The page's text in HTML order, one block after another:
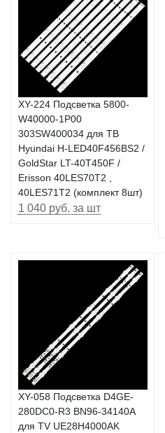
XY-224 Подсветка 5800-
W40000-1P00
303SW400034 для ТВ
Hyundai H-LED40F456BS2 /
GoldStar LT-40T450F /
Erisson 40LES70T2 ,
40LES71T2 (комплект 8шт)
1 040 руб. за шт
XY-058 Подсветка D4GE-
280DC0-R3 BN96-34140A
для TV UE28H4000AK